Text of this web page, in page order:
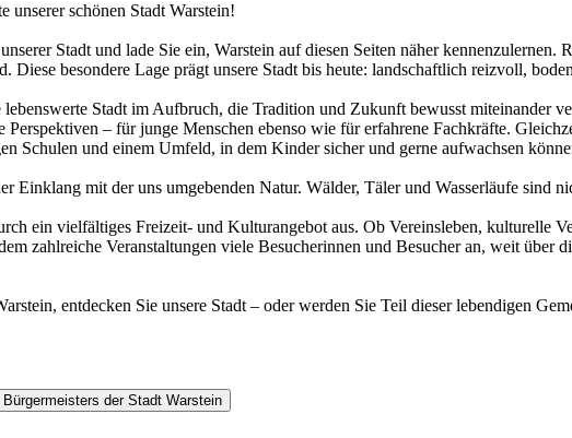
schönen Stadt Warstein!
Stadt und lade Sie ein, Warstein auf diesen Seiten näher
Diese besondere Lage prägt unsere Stadt bis heute: landschaftlich reizvoll,
Stadt im Aufbruch, die Tradition und Zukunft bewusst miteinander
Perspektiven – für junge Menschen ebenso wie für erfahrene Fachkräfte.
Schulen und einem Umfeld, in dem Kinder sicher und gerne aufwachsen
Einklang mit der uns umgebenden Natur. Wälder, Täler und Wasserläufe
ein vielfältiges Freizeit- und Kulturangebot aus. Ob Vereinsleben, kulturelle
zahlreiche Veranstaltungen viele Besucherinnen und Besucher an, weit
entdecken Sie unsere Stadt – oder werden Sie Teil dieser lebendigen
der Stadt Warstein